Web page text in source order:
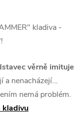
kladiva -
věrně imituje
a nenacházejí...
nemá problém.
kladivu